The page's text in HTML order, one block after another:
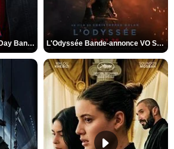
Spider-Man: Brand New Day Bande-annonce VO STFR L'Odyssée Bande-annonce VO STFR